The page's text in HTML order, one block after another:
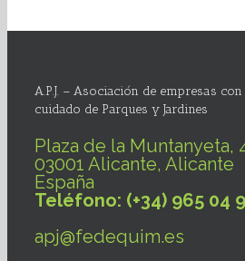
A.P.J. – Asociación de empresas
cuidado de Parques y Jardines
Plaza de la Muntanyeta,
03001 Alicante, Alicante
España
Teléfono: (+34) 965 04
apj@fedequim.es